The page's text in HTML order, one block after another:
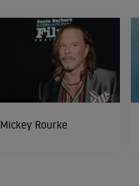
Mickey Rourke